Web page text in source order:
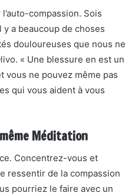
compassion. Sois
a beaucoup de choses
douloureuses que nous ne
« Une blessure en est un
vous ne pouvez même pas
qui vous aident à vous
Méditation
Concentrez-vous et
ressentir de la compassion
pourriez le faire avec un